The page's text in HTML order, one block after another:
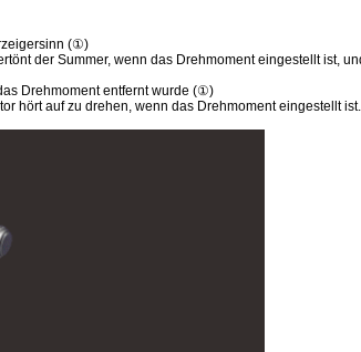
(①)
der Summer, wenn das Drehmoment eingestellt ist,
Drehmoment entfernt wurde (①)
hört auf zu drehen, wenn das Drehmoment eingestellt ist.